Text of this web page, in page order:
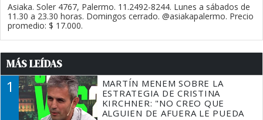
Asiaka. Soler 4767, Palermo. 11.2492-8244. Lunes a sábados de
11.30 a 23.30 horas. Domingos cerrado. @asiakapalermo. Precio
promedio: $ 17.000.
MÁS LEÍDAS
1
MARTÍN MENEM SOBRE LA
ESTRATEGIA DE CRISTINA
KIRCHNER: "NO CREO QUE
ALGUIEN DE AFUERA LE PUEDA